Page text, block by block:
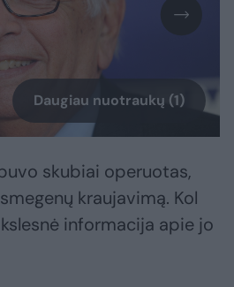
Daugiau nuotraukų (1)
skubiai operuotas,
kraujavimą. Kol
informacija apie jo